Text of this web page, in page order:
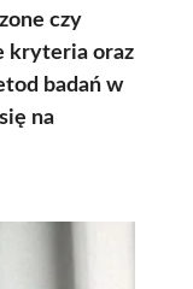
czy
kryteria oraz
badań w
na